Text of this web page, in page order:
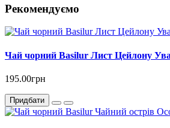
Рекомендуємо
Чай чорний Basilur Лист Цейлону
195.00грн
Придбати